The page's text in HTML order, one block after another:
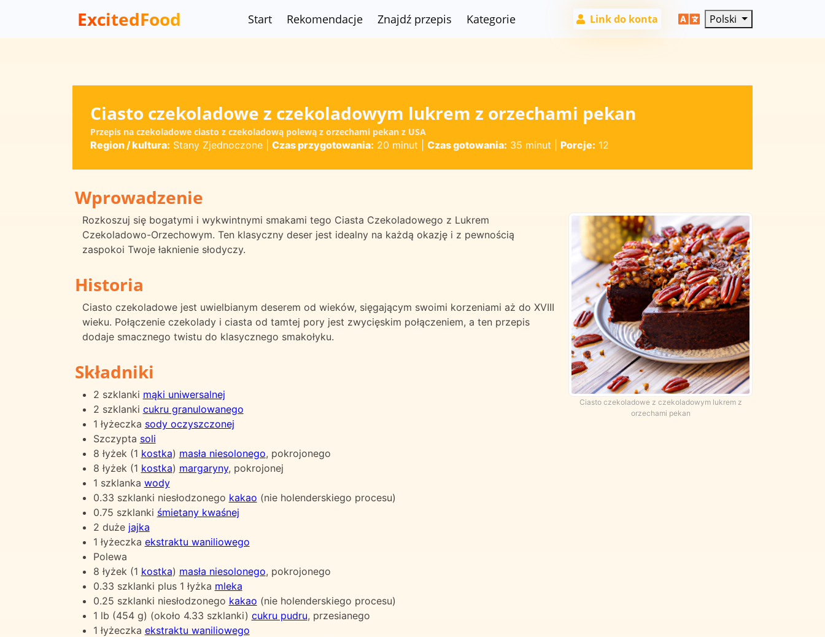
ExcitedFood Start Rekomendacje Znajdź przepis Kategorie Link do konta Polski
Ciasto czekoladowe z czekoladowym lukrem z orzechami pekan
Przepis na czekoladowe ciasto z czekoladową polewą z orzechami pekan z USA
Region / kultura: Stany Zjednoczone| Czas przygotowania: 20 minut Czas gotowania: 35 minut Porcje: 12
Wprowadzenie
Ciasto czekoladowe z czekoladowym lukrem z
orzechami pekan
Rozkoszuj się bogatymi i wykwintnymi smakami tego Ciasta Czekoladowego z Lukrem
Czekoladowo-Orzechowym. Ten klasyczny deser jest idealny na każdą okazję i z pewnością
zaspokoi Twoje łaknienie słodyczy.
Historia
Ciasto czekoladowe jest uwielbianym deserem od wieków, sięgającym swoimi korzeniami aż do XVIII
wieku. Połączenie czekolady i ciasta od tamtej pory jest zwycięskim połączeniem, a ten przepis
dodaje smacznego twistu do klasycznego smakołyku.
Składniki
2 szklanki mąki uniwersalnej
2 szklanki cukru granulowanego
1 łyżeczka sody oczyszczonej
Szczypta soli
8 łyżek (1 kostka) masła niesolonego, pokrojonego
8 łyżek (1 kostka) margaryny, pokrojonej
1 szklanka wody
0.33 szklanki niesłodzonego kakao (nie holenderskiego procesu)
0.75 szklanki śmietany kwaśnej
2 duże jajka
1 łyżeczka ekstraktu waniliowego
Polewa
8 łyżek (1 kostka) masła niesolonego, pokrojonego
0.33 szklanki plus 1 łyżka mleka
0.25 szklanki niesłodzonego kakao (nie holenderskiego procesu)
1 lb (454 g) (około 4.33 szklanki) cukru pudru, przesianego
1 łyżeczka ekstraktu waniliowego